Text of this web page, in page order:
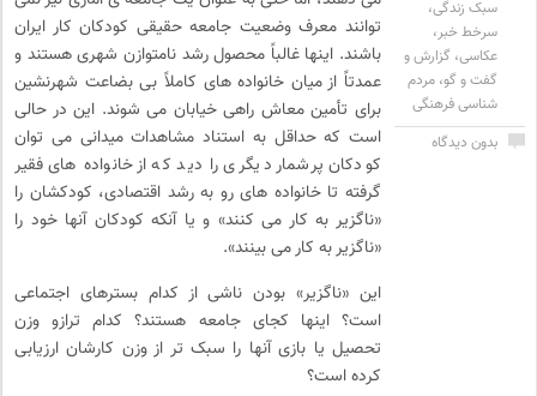
سبک زندگی،
سرخط خبر،
عکاسی، گزارش و
گفت و گو، مردم
شناسی فرهنگی
بدون دیدگاه
توانند معرف وضعیت جامعه حقیقی کودکان کار ایران
باشند. اینها غالباً محصول رشد نامتوازن شهری هستند و
عمدتاً از میان خانواده های کاملاً بی بضاعت شهرنشین
برای تأمین معاش راهی خیابان می شوند. این در حالی
است که حداقل به استناد مشاهدات میدانی می توان
کودکان پرشمار دیگری را دید که از خانواده های فقیر
گرفته تا خانواده های رو به رشد اقتصادی، کودکشان را
«ناگزیر به کار می کنند» و یا آنکه کودکان آنها خود را
«ناگزیر به کار می بینند».
این «ناگزیر» بودن ناشی از کدام بسترهای اجتماعی
است؟ اینها کجای جامعه هستند؟ کدام ترازو وزن
تحصیل یا بازی آنها را سبک تر از وزن کارشان ارزیابی
کرده است؟